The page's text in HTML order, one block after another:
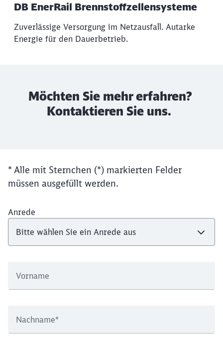
DB EnerRail Brennstoffzellensysteme
Zuverlässige Versorgung im Netzausfall. Autarke
Energie für den Dauerbetrieb.
Möchten Sie mehr erfahren?
Kontaktieren Sie uns.
* Alle mit Sternchen (*) markierten Felder
müssen ausgefüllt werden.
Anrede
Vorname
Nachname*
werden?